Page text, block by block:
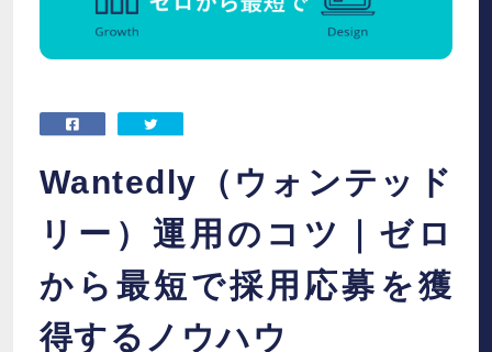
Wantedly（ウォンテッド
リー）運用のコツ｜ゼロ
から最短で採用応募を獲
得するノウハウ
お知らせ
会社概要
IR
採用情報